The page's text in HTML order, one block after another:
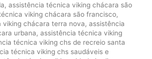
, assistência técnica viking chácara são
viking chácara são francisco,
viking chácara terra nova, assistência
urbana, assistência técnica viking
técnica viking chs de recreio santa
técnica viking chs saudáveis e